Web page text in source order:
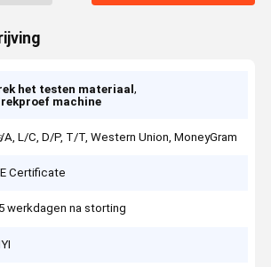
het testen materiaal,
machine
A, L/C, D/P, T/T, Western Union, MoneyGram
Certificate
werkdagen na storting